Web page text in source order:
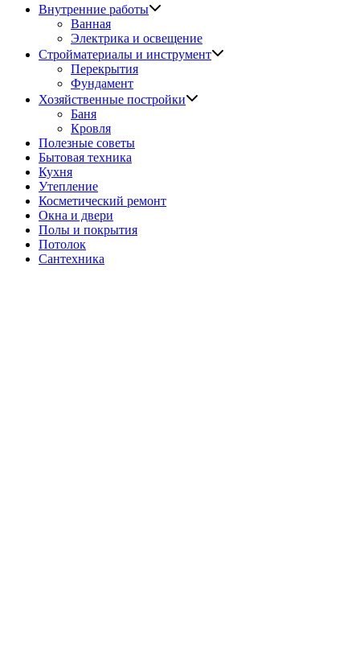
Внутренние работы
Ванная
Электрика и освещение
Стройматериалы и инструмент
Перекрытия
Фундамент
Хозяйственные постройки
Баня
Кровля
Полезные советы
Бытовая техника
Кухня
Утепление
Косметический ремонт
Окна и двери
Полы и покрытия
Потолок
Сантехника